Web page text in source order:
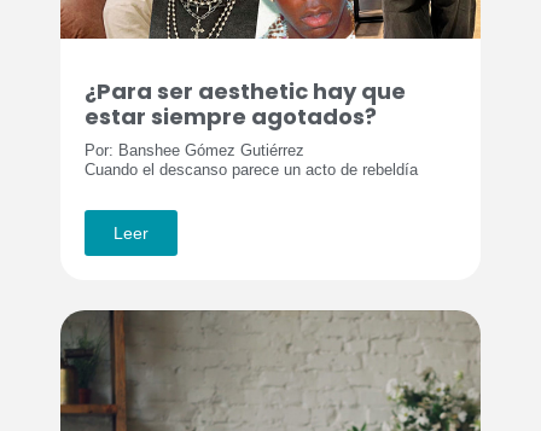
¿Para ser aesthetic hay que
estar siempre agotados?
Por: Banshee Gómez Gutiérrez
Cuando el descanso parece un acto de rebeldía
Leer